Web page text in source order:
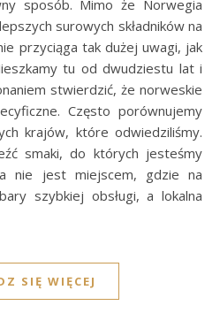
sposób. Mimo że Norwegia
surowych składników na
przyciąga tak dużej uwagi, jak
tu od dwudziestu lat i
stwierdzić, że norweskie
Często porównujemy
krajów, które odwiedziliśmy.
smaki, do których jesteśmy
nie jest miejscem, gdzie na
szybkiej obsługi, a lokalna
SIĘ WIĘCEJ